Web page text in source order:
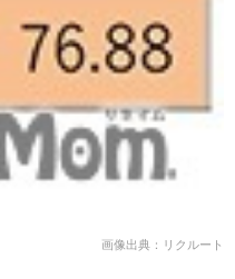
画像出典：リクルート